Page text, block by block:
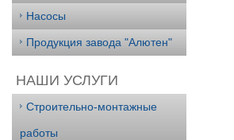
Насосы
Продукция завода "Алютен"
НАШИ УСЛУГИ
Строительно-монтажные
работы